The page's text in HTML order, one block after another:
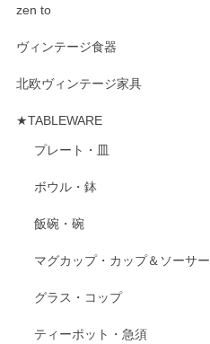
zen to
ヴィンテージ食器
北欧ヴィンテージ家具
★TABLEWARE
プレート・皿
ボウル・鉢
飯碗・碗
マグカップ・カップ＆ソーサー
グラス・コップ
ティーポット・急須